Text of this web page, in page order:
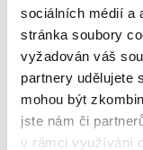
sociálních médií a
stránka soubory
vyžadován váš
partnery udělujete
mohou být
jste nám či
v rámci využívání
379 Kč